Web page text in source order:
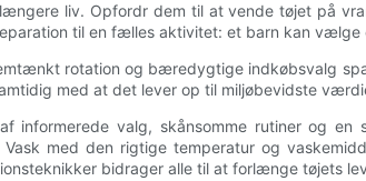
liv. Opfordr dem til at vende tøjet på
til en fælles aktivitet: et barn kan
rotation og bæredygtige indkøbsvalg
med at det lever op til miljøbevidste
informerede valg, skånsomme rutiner og
med den rigtige temperatur og
bidrager alle til at forlænge tøjets